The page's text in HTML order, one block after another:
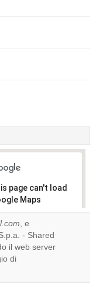
page can't load
Maps
you
this
, e
- Shared
il web server
di